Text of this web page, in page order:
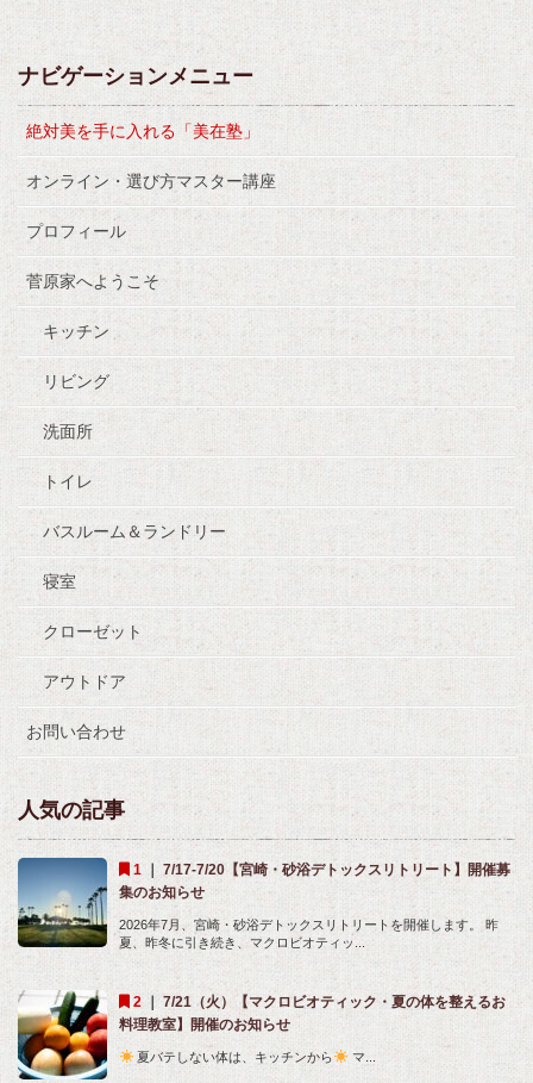
ナビゲーションメニュー
絶対美を手に入れる「美在塾」
オンライン・選び方マスター講座
プロフィール
菅原家へようこそ
キッチン
リビング
洗面所
トイレ
バスルーム＆ランドリー
寝室
クローゼット
アウトドア
お問い合わせ
人気の記事
7/17-7/20【宮崎・砂浴デトックスリトリート】開催募
集のお知らせ
2026年7月、宮崎・砂浴デトックスリトリートを開催します。 昨
夏、昨冬に引き続き、マクロビオティッ...
｜ 7/21（火）【マクロビオティック・夏の体を整えるお
料理教室】開催のお知らせ
夏バテしない体は、キッチンから マ...